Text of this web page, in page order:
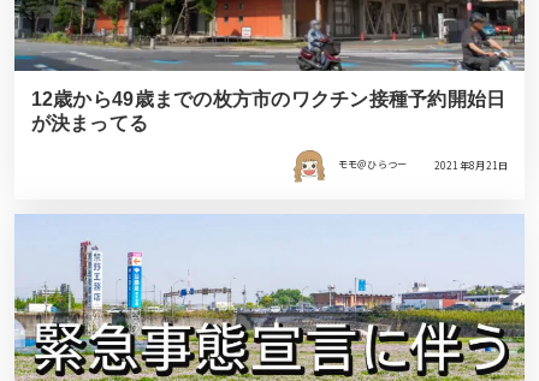
12歳から49歳までの枚方市のワクチン接種予約開始日
が決まってる
モモ＠ひらつー 2021年8月21日